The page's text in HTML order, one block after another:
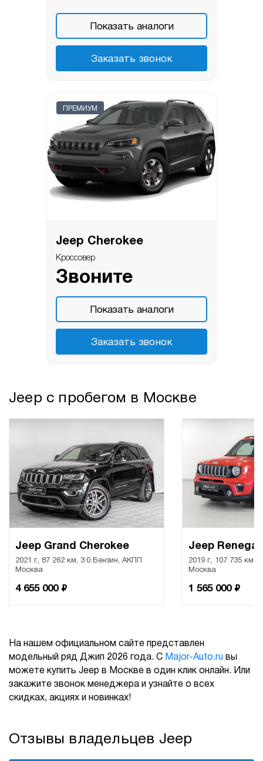
Показать аналоги
Заказать звонок
ПРЕМИУМ
Jeep Cherokee
Кроссовер
Звоните
Показать аналоги
Заказать звонок
Jeep с пробегом в Москве
Jeep Grand Cherokee
2021 г., 87 262 км, 3.0 Бензин, АКПП
Москва
4 655 000 ₽
Jeep
2019 г., 107 735 км,
Москва
1 565 000 ₽
На нашем официальном сайте представлен
модельный ряд Джип 2026 года. С Major-Auto.ru вы
можете купить Jeep в Москве в один клик онлайн. Или
закажите звонок менеджера и узнайте о всех
скидках, акциях и новинках!
Отзывы владельцев Jeep